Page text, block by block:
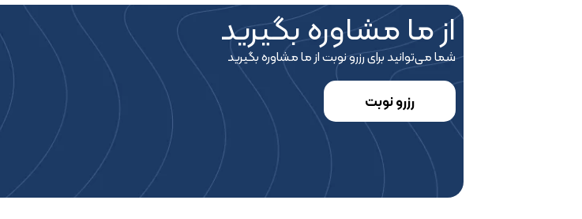
از ما مشاوره بگیرید
شما می‎‌توانید برای رزرو نوبت از ما مشاوره بگیرید
رزرو نوبت